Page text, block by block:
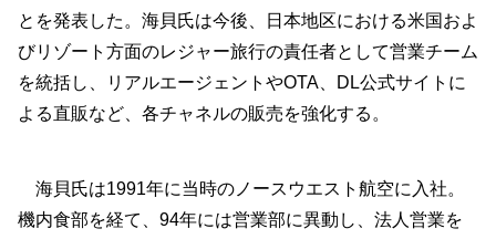
とを発表した。海貝氏は今後、日本地区における米国およ
びリゾート方面のレジャー旅行の責任者として営業チーム
を統括し、リアルエージェントやOTA、DL公式サイトに
よる直販など、各チャネルの販売を強化する。
海貝氏は1991年に当時のノースウエスト航空に入社。
機内食部を経て、94年には営業部に異動し、法人営業を